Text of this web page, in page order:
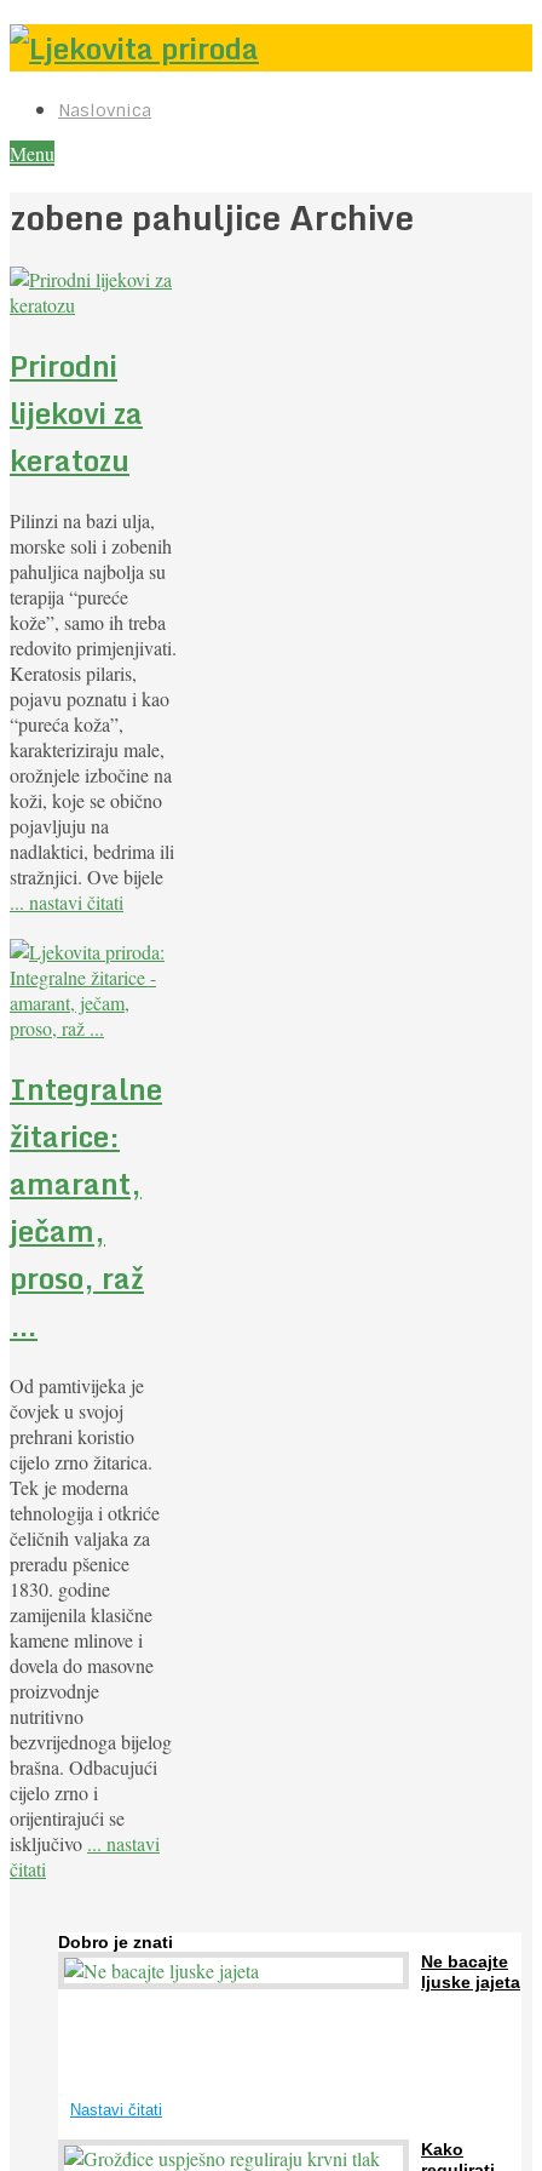
Naslovnica
Menu
zobene pahuljice Archive
Prirodni
lijekovi za
keratozu
Pilinzi na bazi ulja,
morske soli i zobenih
pahuljica najbolja su
terapija “pureće
kože”, samo ih treba
redovito primjenjivati.
Keratosis pilaris,
pojavu poznatu i kao
“pureća koža”,
karakteriziraju male,
orožnjele izbočine na
koži, koje se obično
pojavljuju na
nadlaktici, bedrima ili
stražnjici. Ove bijele
... nastavi čitati
Integralne
žitarice:
amarant,
ječam,
proso, raž
…
Od pamtivijeka je
čovjek u svojoj
prehrani koristio
cijelo zrno žitarica.
Tek je moderna
tehnologija i otkriće
čeličnih valjaka za
preradu pšenice
1830. godine
zamijenila klasične
kamene mlinove i
dovela do masovne
proizvodnje
nutritivno
bezvrijednoga bijelog
brašna. Odbacujući
cijelo zrno i
orijentirajući se
isključivo ... nastavi
čitati
Dobro je znati
Ne bacajte
ljuske jajeta
Nastavi čitati
Kako